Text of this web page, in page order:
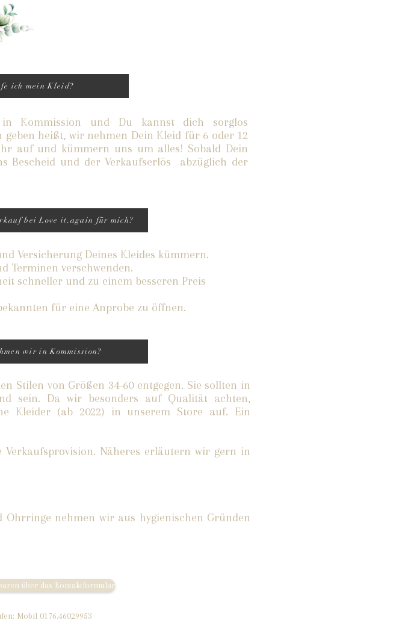
ich mein Kleid?
Kommission und Du kannst dich sorglos
heißt, wir nehmen Dein Kleid für 6 oder 12
auf und kümmern uns um alles! Sobald Dein
Bescheid und der Verkaufserlös abzüglich der
bei Love it.again für mich?
Versicherung Deines Kleides kümmern.
Terminen verschwenden.
schneller und zu einem besseren Preis
für eine Anprobe zu öffnen.
wir in Kommission?
Stilen von Größen 34-60 entgegen. Sie sollten in
sein. Da wir besonders auf Qualität achten,
Kleider (ab 2022) in unserem Store auf.​ Ein
Näheres erläutern wir gern in
Ohrringe nehmen wir aus hygienischen Gründen
über das Kontaktformular
Mobil 0176.46029953